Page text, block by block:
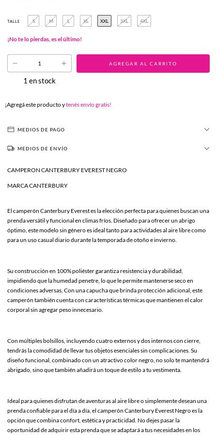
TALLE S M L XL XXL 3XL 4XL
¡No te lo pierdas, es el último!
1 en stock
¡Agregá este producto ytenés envío gratis!
MEDIOS DE PAGO
MEDIOS DE ENVÍO
CAMPERON CANTERBURY EVEREST NEGRO
MARCA CANTERBURY
El camperón Canterbury Everest es la elección perfecta para quienes buscan una
prenda versátil y funcional en climas fríos. Diseñado para ofrecer un abrigo
óptimo, este modelo sin género es ideal tanto para actividades al aire libre como
para un uso casual diario durante la temporada de otoño e invierno.
Su construcción en 100% poliéster garantiza resistencia y durabilidad,
impidiendo que la humedad penetre, lo que le permite mantenerse seco en
condiciones adversas. Con una capucha que brinda protección adicional, este
camperón también cuenta con características térmicas que mantienen el calor
corporal sin agregar peso innecesario.
Con múltiples bolsillos, incluyendo cuatro externos y dos internos con cierre,
tendrás la comodidad de llevar tus objetos esenciales sin complicaciones. Su
diseño funcional, combinado con un atractivo color negro, no solo te mantendrá
abrigado, sino que también añadirá un toque de estilo a tu vestimenta.
Ideal para quienes disfrutan de aventuras al aire libre o simplemente desean una
prenda confiable para el día a día, el camperón Canterbury Everest Negro es la
opción que combina confort, estética y practicidad. No dejes pasar la
oportunidad de adquirir esta prenda que se adaptará a tus necesidades en los